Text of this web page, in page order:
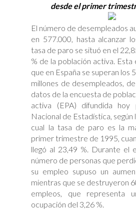
desde el primer
El número de desempleados
en 577.000, hasta alcanzar
tasa de paro se situó en el
% de la población activa. Esta
que en España se superan los 5
millones de desempleados,
datos de la encuesta de
activa (EPA) difundida
Nacional de Estadística, según
cual la tasa de paro es la
primer trimestre de 1995,
llegó al 23,49 %. Durante el
número de personas que
su empleo supuso un
mientras que se destruyeron
empleos, que representa
ocupación del 3,26 %.